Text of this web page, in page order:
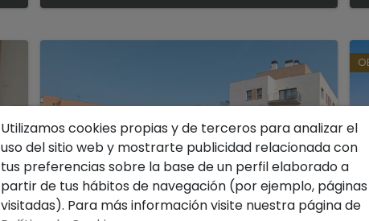
Utilizamos cookies propias y de terceros para analizar el
uso del sitio web y mostrarte publicidad relacionada con
tus preferencias sobre la base de un perfil elaborado a
partir de tus hábitos de navegación (por ejemplo, páginas
visitadas). Para más información visite nuestra página de